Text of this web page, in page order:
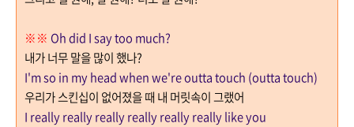
※※ Oh did I say too much?
내가 너무 말을 많이 했나?
I'm so in my head when we're outta touch (outta touch)
우리가 스킨십이 없어졌을 때 내 머릿속이 그랬어
I really really really really really really like you